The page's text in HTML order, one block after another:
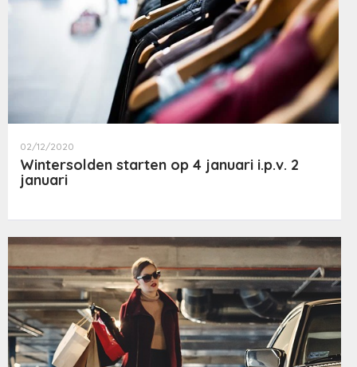
02/12/2020
Wintersolden starten op 4 januari i.p.v. 2
januari